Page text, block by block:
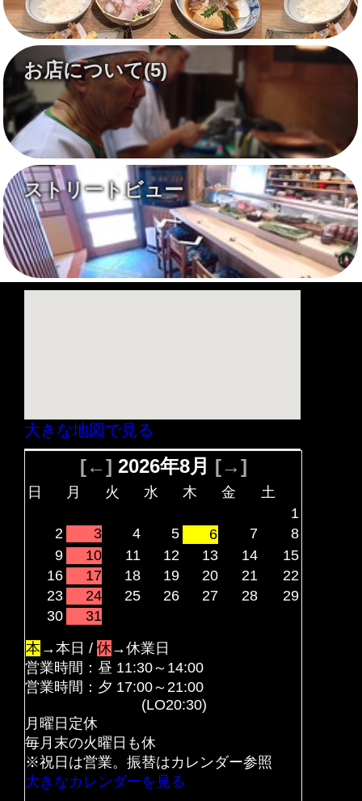
お店について(5)
ストリートビュー
大きな地図で見る
[←] 2026年8月 [→]
日 月 火 水 木 金
土
1
2
3 4 5 6 7
8
9
10 11 12 13 14
15
16
17 18 19 20 21
22
23
24 25 26 27 28
29
30
31
本 →本日 / 休→休業日
営業時間：昼 11:30～14:00
営業時間：夕 17:00～21:00
(LO20:30)
月曜日定休
毎月末の火曜日も休
※祝日は営業。振替はカレンダー参照
大きなカレンダーを見る